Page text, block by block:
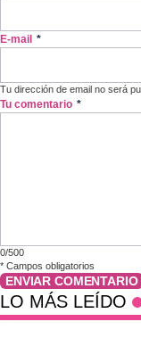
E-mail *
Tu dirección de email no será
Tu comentario *
0/500
* Campos obligatorios
ENVIAR COMENTARIO
LO MÁS LEÍDO